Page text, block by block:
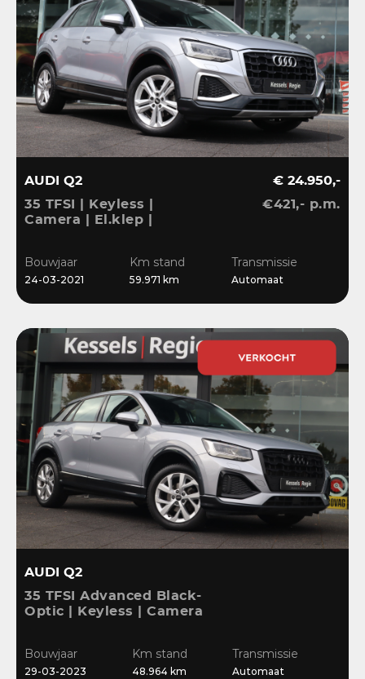
AUDI Q2
35 TFSI | Keyless |
Camera | El.klep |
€ 24.950,-
€421,- p.m.
Bouwjaar
24-03-2021
Km stand
59.971 km
Transmissie
Automaat
AUDI Q2
35 TFSI Advanced Black-
Optic | Keyless | Camera
Sensoren | DAB
Bouwjaar
29-03-2023
Km stand
48.964 km
Transmissie
Automaat